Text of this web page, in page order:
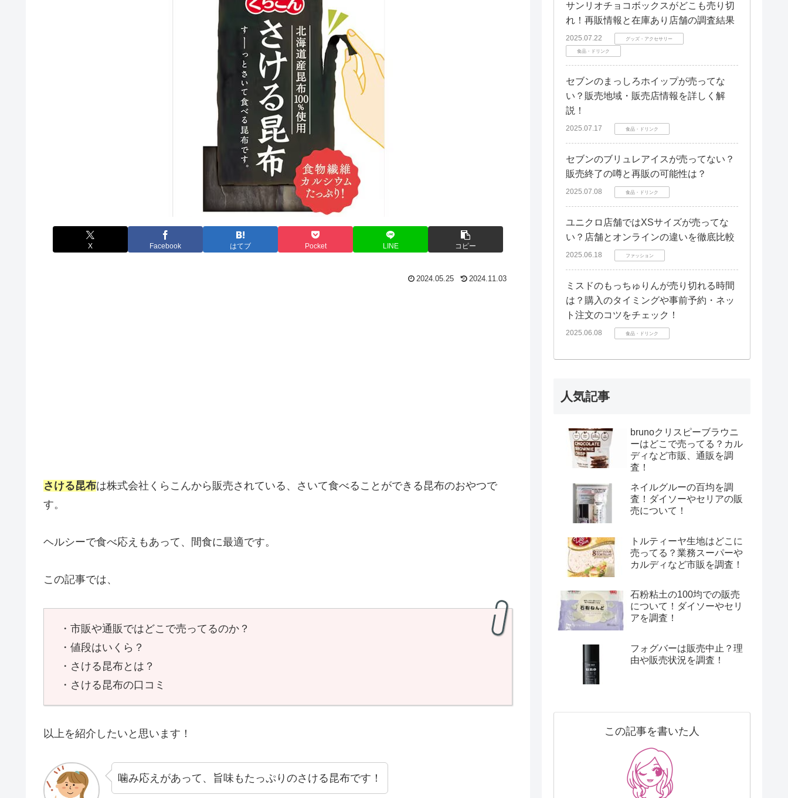
X Facebook はてブ Pocket LINE コピー
2024.05.25 2024.11.03
さける昆布は株式会社くらこんから販売されている、さいて食べることができる昆布のおやつで
す。
ヘルシーで食べ応えもあって、間食に最適です。
この記事では、
・市販や通販ではどこで売ってるのか？
・値段はいくら？
・さける昆布とは？
・さける昆布の口コミ
以上を紹介したいと思います！
噛み応えがあって、旨味もたっぷりのさける昆布です！
サンリオチョコボックスがどこも売り切
れ！再販情報と在庫あり店舗の調査結果
2025.07.22 グッズ・アクセサリー
食品・ドリンク
セブンのまっしろホイップが売ってな
い？販売地域・販売店情報を詳しく解
説！
2025.07.17 食品・ドリンク
セブンのブリュレアイスが売ってない？
販売終了の噂と再販の可能性は？
2025.07.08 食品・ドリンク
ユニクロ店舗ではXSサイズが売ってな
い？店舗とオンラインの違いを徹底比較
2025.06.18 ファッション
ミスドのもっちゅりんが売り切れる時間
は？購入のタイミングや事前予約・ネッ
ト注文のコツをチェック！
2025.06.08 食品・ドリンク
人気記事
brunoクリスピーブラウニ
ーはどこで売ってる？カル
ディなど市販、通販を調
査！
ネイルグルーの百均を調
査！ダイソーやセリアの販
売について！
トルティーヤ生地はどこに
売ってる？業務スーパーや
カルディなど市販を調査！
石粉粘土の100均での販売
について！ダイソーやセリ
アを調査！
フォグバーは販売中止？理
由や販売状況を調査！
この記事を書いた人